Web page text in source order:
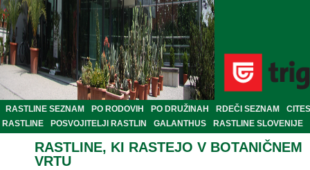
RASTLINE SEZNAM PO RODOVIH PO DRUŽINAH RDEČI SEZNAM
CITES
RASTLINE
POSVOJITELJI RASTLIN GALANTHUS RASTLINE SLOVENIJE
RASTLINE, KI RASTEJO V BOTANIČNEM
VRTU